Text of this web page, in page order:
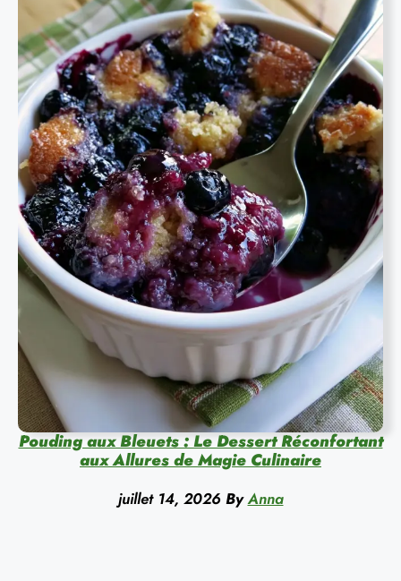
Pouding aux Bleuets : Le Dessert Réconfortant
aux Allures de Magie Culinaire
juillet 14, 2026 By Anna